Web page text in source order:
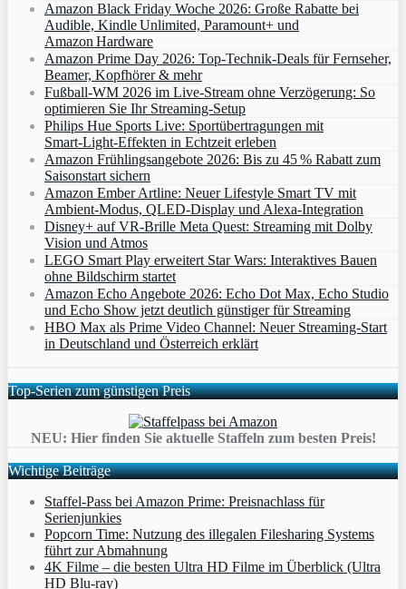
Amazon Black Friday Woche 2026: Große Rabatte bei
Audible, Kindle Unlimited, Paramount+ und
Amazon Hardware
Amazon Prime Day 2026: Top-Technik-Deals für Fernseher,
Beamer, Kopfhörer & mehr
Fußball-WM 2026 im Live-Stream ohne Verzögerung: So
optimieren Sie Ihr Streaming-Setup
Philips Hue Sports Live: Sportübertragungen mit
Smart‑Light‑Effekten in Echtzeit erleben
Amazon Frühlingsangebote 2026: Bis zu 45 % Rabatt zum
Saisonstart sichern
Amazon Ember Artline: Neuer Lifestyle Smart TV mit
Ambient‑Modus, QLED‑Display und Alexa‑Integration
Disney+ auf VR-Brille Meta Quest: Streaming mit Dolby
Vision und Atmos
LEGO Smart Play erweitert Star Wars: Interaktives Bauen
ohne Bildschirm startet
Amazon Echo Angebote 2026: Echo Dot Max, Echo Studio
und Echo Show jetzt deutlich günstiger für Streaming
HBO Max als Prime Video Channel: Neuer Streaming‑Start
in Deutschland und Österreich erklärt
Top-Serien zum günstigen Preis
NEU: Hier finden Sie aktuelle Staffeln zum besten Preis!
Wichtige Beiträge
Staffel-Pass bei Amazon Prime: Preisnachlass für
Serienjunkies
Popcorn Time: Nutzung des illegalen Filesharing Systems
führt zur Abmahnung
4K Filme – die besten Ultra HD Filme im Überblick (Ultra
HD Blu-ray)